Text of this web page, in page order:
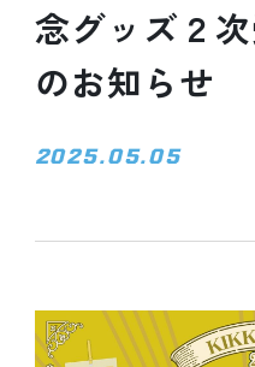
念グッズ２
のお知らせ
2025.05.05